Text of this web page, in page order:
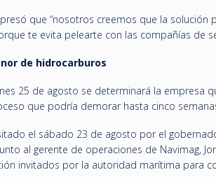
que “nosotros creemos que la
te evita pelearte con las compañías de
de hidrocarburos
25 de agosto se determinará la empresa
que podría demorar hasta cinco
el sábado 23 de agosto por el
al gerente de operaciones de Navimag,
invitados por la autoridad marítima para